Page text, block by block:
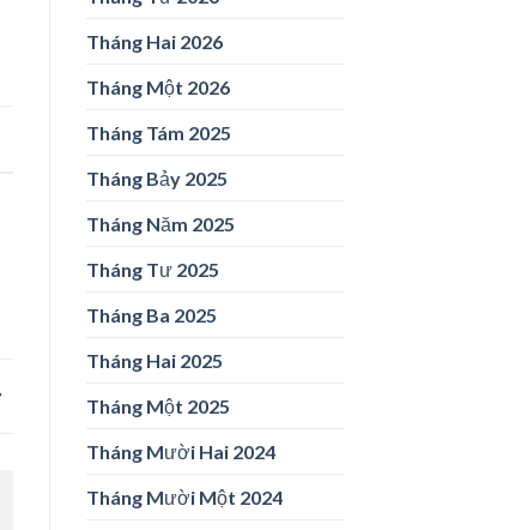
Tháng Hai 2026
Tháng Một 2026
Tháng Tám 2025
Tháng Bảy 2025
Tháng Năm 2025
Tháng Tư 2025
Tháng Ba 2025
Tháng Hai 2025
Tháng Một 2025
Tháng Mười Hai 2024
Tháng Mười Một 2024